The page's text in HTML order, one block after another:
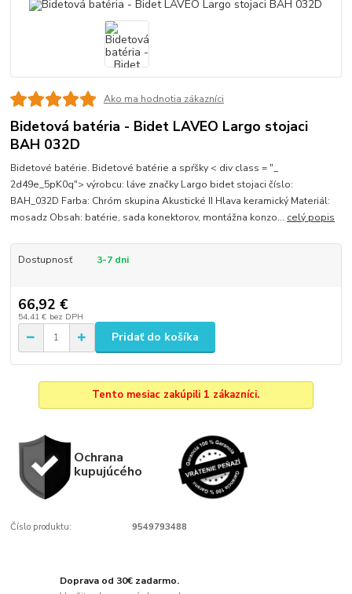
Ako ma hodnotia zákazníci
Bidetová batéria - Bidet LAVEO Largo stojaci
BAH 032D
Bidetové batérie. Bidetové batérie a spŕšky < div class = "_
2d49e_5pK0q"> výrobcu: láve značky Largo bidet stojaci číslo:
BAH_032D Farba: Chróm skupina Akustické II Hlava keramický Materiál:
mosadz Obsah: batérie, sada konektorov, montážna konzo... celý popis
Dostupnosť 3-7 dni
66,92 €
54,41 € bez DPH
Pridať do košíka
Tento mesiac zakúpili 1 zákazníci.
Ochrana
kupujúcého
Číslo produktu: 9549793488
Doprava od 30€ zadarmo.